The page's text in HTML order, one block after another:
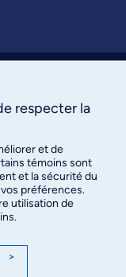
respecter la
et de
témoins sont
et la sécurité du
préférences.
utilisation de
>